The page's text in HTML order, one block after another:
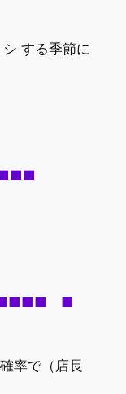
する季節に
■
■
率で（店長